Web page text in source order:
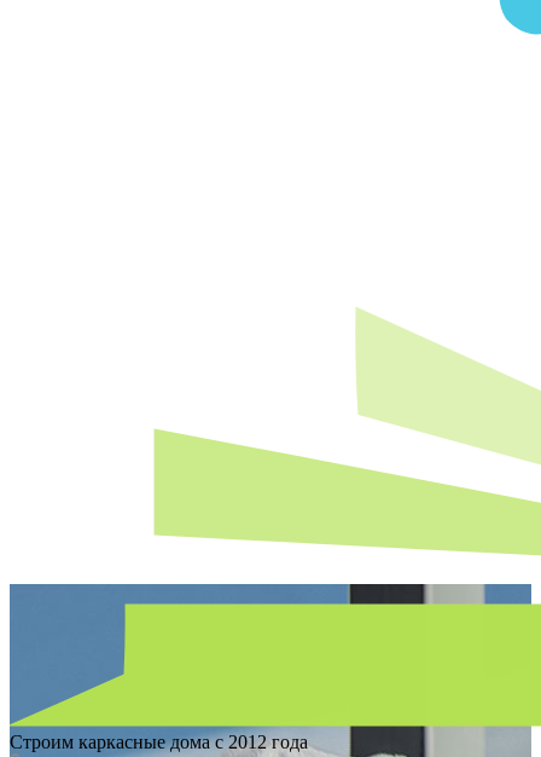
Строим каркасные дома с 2012 года